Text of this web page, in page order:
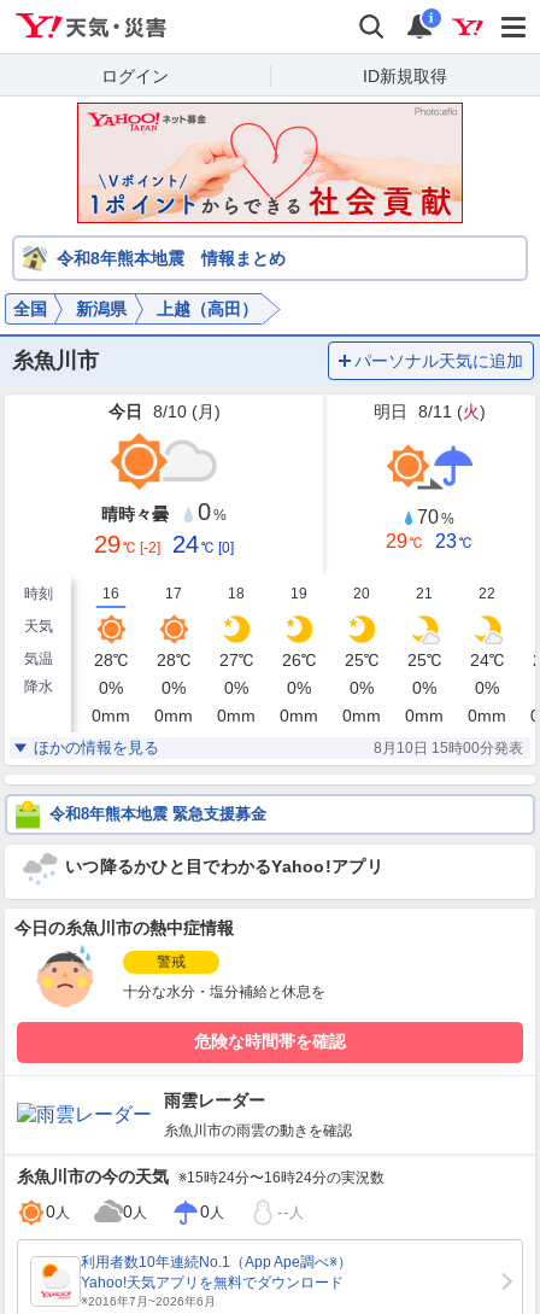
検索 通知
i
ログイン ID新規取得
令和8年熊本地震 情報まとめ
全国 新潟県 上越（高田）
糸魚川市 パーソナル天気に追加
今日 8/10 (月)
晴時々曇 0%
29℃ [-2] 24℃ [0]
明日 8/11 (火)
70%
29℃ 23℃
時刻 16 17 18 19 20 21
22
天気
気温
28℃ 28℃ 27℃ 26℃ 25℃ 25℃ 24℃
降水 0% 0% 0% 0% 0% 0% 0%
0mm 0mm 0mm 0mm 0mm 0mm 0mm 0
湿度 60 % % 73 % 74%
風
北北東
4m/s
北北東
3m/s
北北東
3m/s
北東
2m/s
北東
2m/s
東
2m/s
南東
2m/s
ほかの情報を見る 8月10日 15時00分発表
令和8年熊本地震 緊急支援募金
いつ降るかひと目でわかるYahoo!アプリ
今日の糸魚川市の熱中症情報
警戒
十分な水分・塩分補給と休息を
危険な時間帯を確認
雨雲レーダー
糸魚川市の雨雲の動きを確認
糸魚川市の今の天気 ※15時24分〜16時24分の実況数
0人 0人 0人 -- 人